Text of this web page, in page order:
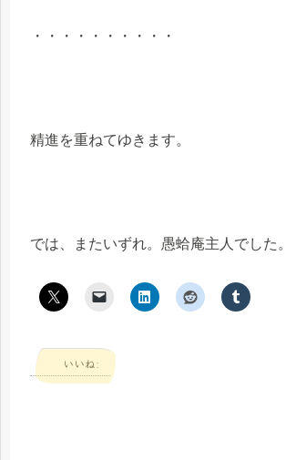
・・・・・・・・・・
精進を重ねてゆきます。
では、またいずれ。愚蛤庵主人でした。
いいね: